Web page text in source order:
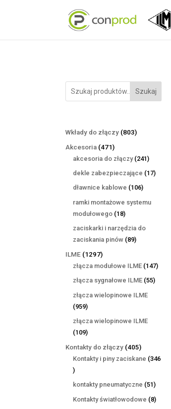
Szukaj
Wkłady do złączy 803803
Akcesoria 471471
produktów
akcesoria do złączy 241241
dekle zabezpieczające 1717
dławnice kablowe 106106
ramki montażowe systemu
modułowego 1818
produktów
zaciskarki i narzędzia do
zaciskania pinów 8989
ILME 12971297
produktów
złącza modułowe ILME 147147
złącza sygnałowe ILME 5555
złącza wielopinowe ILME
959959
produktów
złącza wielopinowe ILME
109109
produktów
Kontakty do złączy 405405
produktów
Kontakty i piny zaciskane 346
346
produktów
kontakty pneumatyczne 5151
Kontakty światłowodowe 88